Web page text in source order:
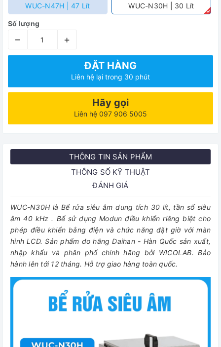
WUC-N47H | 47 Lít WUC-N30H | 30 Lít
Số lượng
– +
ĐẶT HÀNG
Liên hệ lại trong 30 phút
Hãy gọi
Liên hệ 097 906 5005
THÔNG TIN SẢN PHẨM
THÔNG SỐ KỸ THUẬT
ĐÁNH GIÁ
WUC-N30H là Bể rửa siêu âm dung tích 30 lít, tần số siêu
âm 40 kHz . Bể sử dụng Modun điều khiển riêng biệt cho
phép điều khiển bằng điện và chức năng đặt giờ với màn
hình LCD. Sản phẩm do hãng Daihan - Hàn Quốc sản xuất,
nhập khẩu và phân phố chính hãng bởi WICOLAB. Bảo
hành lên tới 12 tháng. Hỗ trợ giao hàng toàn quốc.